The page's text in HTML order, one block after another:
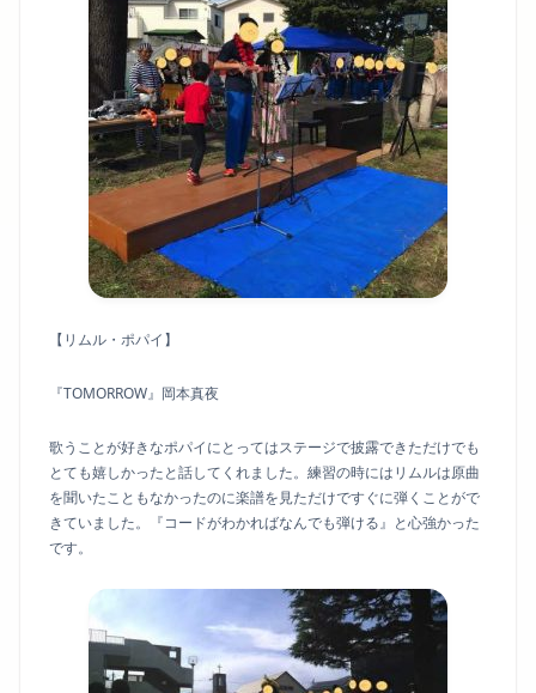
【リムル・ポパイ】
『TOMORROW』岡本真夜
歌うことが好きなポパイにとってはステージで披露できただけでも
とても嬉しかったと話してくれました。練習の時にはリムルは原曲
を聞いたこともなかったのに楽譜を見ただけですぐに弾くことがで
きていました。『コードがわかればなんでも弾ける』と心強かった
です。